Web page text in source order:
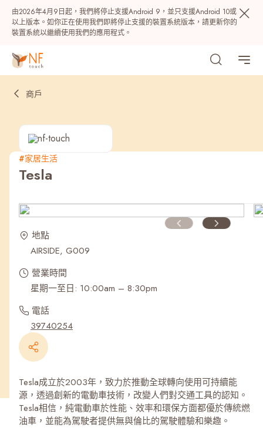
由2026年4月9日起，我們將停止支援Android 9，並只支援Android 10或
以上版本。如你正在使用我們即將停止支援的裝置系統版本，請更新你的
裝置系統以繼續使用我們的應用程式。
熱門
NF 種籽
最近搜尋紀錄
商戶
#家居生活
Tesla
地點
AIRSIDE, G009
營業時間
星期一至日: 10:00am – 8:30pm
電話
39740254
Tesla成立於2003年，致力於推動全球轉向使用可持續能
源，透過創新的電動車技術，改變人們對交通工具的認知。
Tesla相信，純電動車於性能、效率和環保方面都優於傳統燃
油車，並能為駕駛者提供無與倫比的駕駛體驗和樂趣。